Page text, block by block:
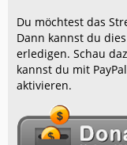
Du möchtest das
Dann kannst du
erledigen. Schau
kannst du mit
aktivieren.